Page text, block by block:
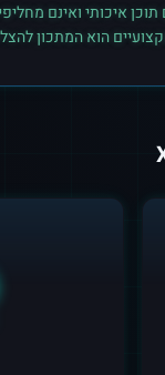
איכותי ואינם
הוא המתכון